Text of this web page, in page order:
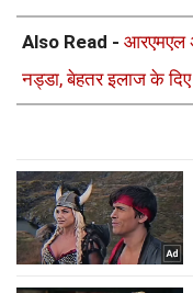
Also Read - आरएमएल
नड्डा, बेहतर इलाज के दिए